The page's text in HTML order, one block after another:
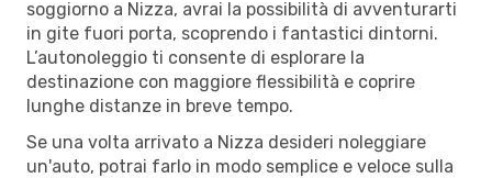
soggiorno a Nizza, avrai la possibilità di avventurarti
in gite fuori porta, scoprendo i fantastici dintorni.
L’autonoleggio ti consente di esplorare la
destinazione con maggiore flessibilità e coprire
lunghe distanze in breve tempo.
Se una volta arrivato a Nizza desideri noleggiare
un'auto, potrai farlo in modo semplice e veloce sulla